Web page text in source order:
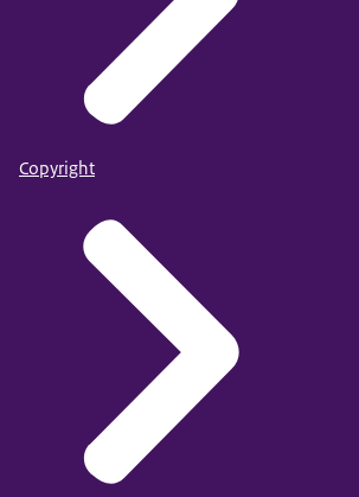
Copyright